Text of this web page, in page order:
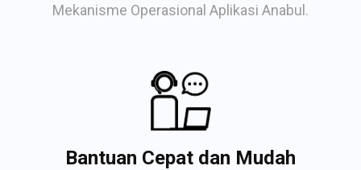
Mekanisme Operasional Aplikasi Anabul.
Bantuan Cepat dan Mudah